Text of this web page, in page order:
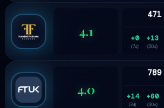
4.1
471
+0
(7d)
+13
(30d)
4.0
789
+14
(7d)
+60
(30d)